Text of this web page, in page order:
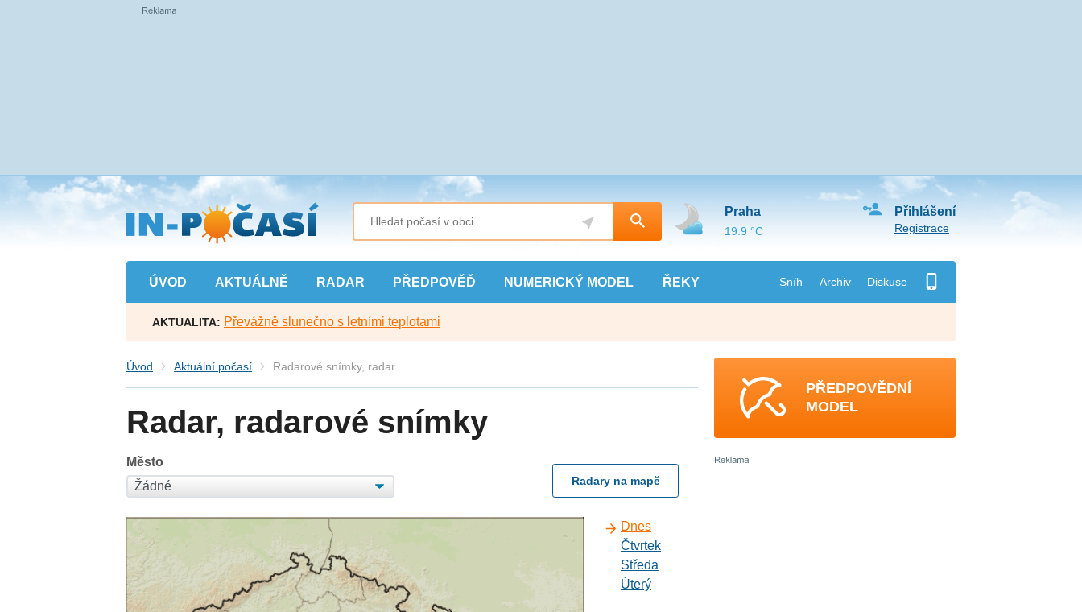
Přejít
na
hlavní
obsah
ÚVOD AKTUÁLNĚ RADAR PŘEDPOVĚĎ NUMERICKÝ MODEL ŘEKY Sníh Archiv Diskuse
Přihlášení
Registrace
Praha
19.9 °C
AKTUALITA: Převážně slunečno s letními teplotami
Úvod Aktuální počasí Radarové snímky, radar
Radar, radarové snímky
Město
Radary na mapě
Dnes
Čtvrtek
Středa
Úterý
PŘEDPOVĚDNÍ
MODEL